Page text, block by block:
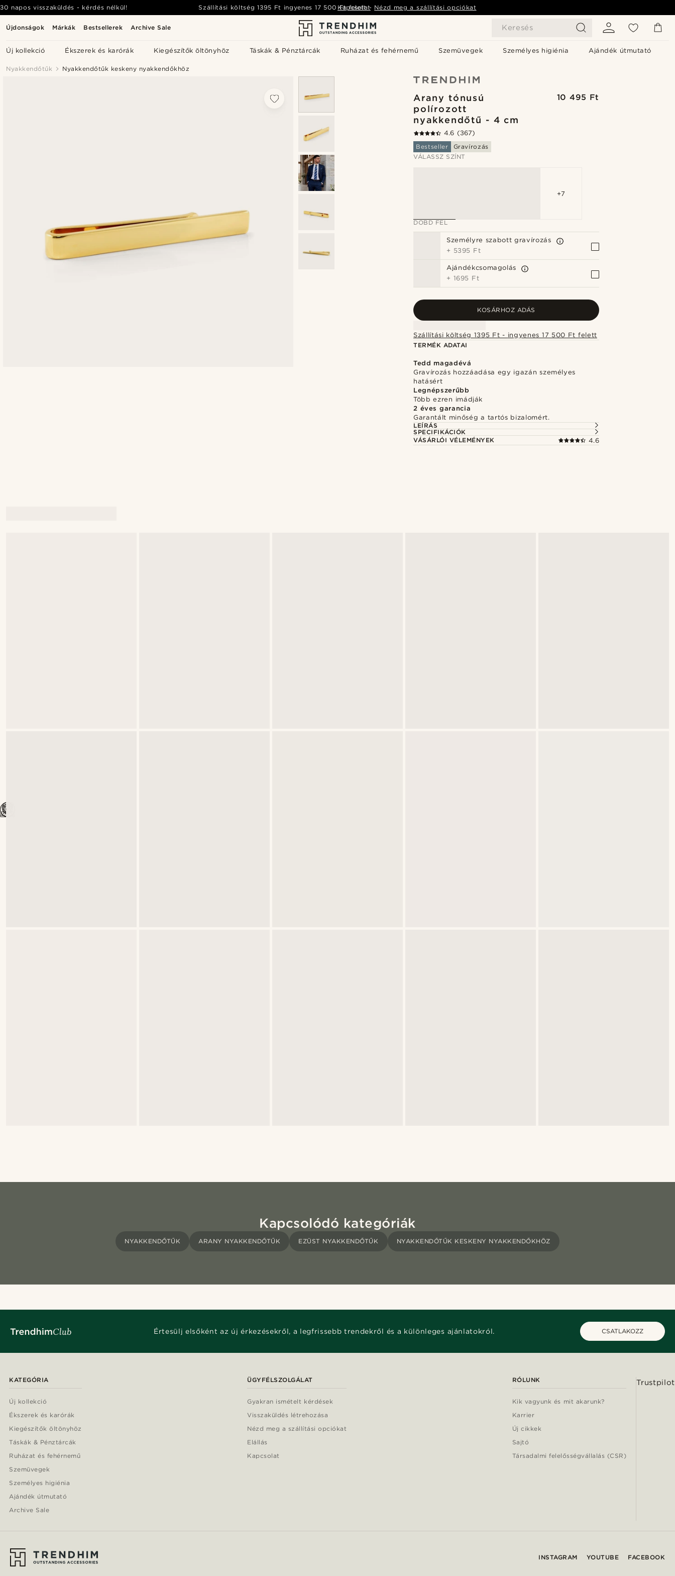
Újdonságok Márkák Bestsellerek Archive Sale Keresés
Új kollekció Ékszerek és karórák Kiegészítők öltönyhöz Táskák & Pénztárcák Ruházat és fehérnemű Szemüvegek Személyes higiénia Ajándék útmutató
30 napos visszaküldés - kérdés nélkül! Szállítási költség1395 Ft ingyenes 17 500 Ft felett- Nézd meg a szállítási opciókat
Kapcsolat
Nyakkendőtűk Nyakkendőtűk keskeny nyakkendőkhöz
Arany tónusú
polírozott
nyakkendőtű - 4 cm
10 495 Ft
4.6 (367)
Bestseller
Gravírozás
VÁLASSZ SZÍNT
+7
DOBD FEL
Személyre szabott gravírozás
+ 5395 Ft
Ajándékcsomagolás
+ 1695 Ft
KOSÁRHOZ ADÁS
Szállítási költség 1395 Ft - ingyenes 17 500 Ft felett
TERMÉK ADATAI
Tedd magadévá
Gravírozás hozzáadása egy igazán személyes
hatásért
Legnépszerűbb
Több ezren imádják
2 éves garancia
Garantált minőség a tartós bizalomért.
LEÍRÁS
SPECIFIKÁCIÓK
VÁSÁRLÓI VÉLEMÉNYEK
4.6
Kapcsolódó kategóriák
NYAKKENDŐTŰK ARANY NYAKKENDŐTŰK EZÜST NYAKKENDŐTŰK NYAKKENDŐTŰK KESKENY NYAKKENDŐKHÖZ
Értesülj elsőként az új érkezésekről, a legfrissebb trendekről és a különleges ajánlatokról. CSATLAKOZZ
KATEGÓRIA
Új kollekció
Ékszerek és karórák
Kiegészítők öltönyhöz
Táskák & Pénztárcák
Ruházat és fehérnemű
Szemüvegek
Személyes higiénia
Ajándék útmutató
Archive Sale
ÜGYFÉLSZOLGÁLAT
Gyakran ismételt kérdések
Visszaküldés létrehozása
Nézd meg a szállítási opciókat
Elállás
Kapcsolat
RÓLUNK
Kik vagyunk és mit akarunk?
Karrier
Új cikkek
Sajtó
Társadalmi felelősségvállalás (CSR)
Trustpilot
INSTAGRAM YOUTUBE FACEBOOK